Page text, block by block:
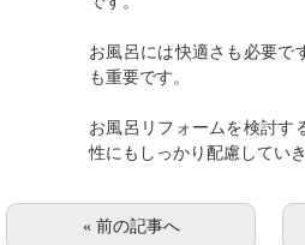
お風呂には快適さも必要で
も重要です。
お風呂リフォームを検討す
性にもしっかり配慮してい
« 前の記事へ